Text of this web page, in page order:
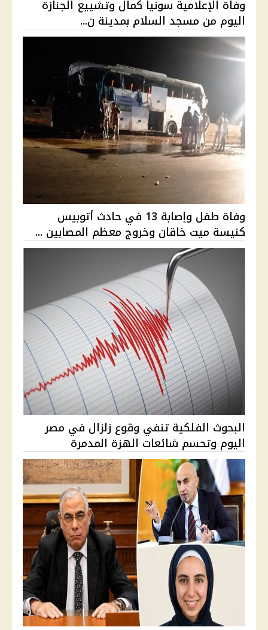
وفاة الإعلامية سونيا كمال وتشييع الجنازة
اليوم من مسجد السلام بمدينة ن...
وفاة طفل وإصابة 13 في حادث أتوبيس
كنيسة ميت خاقان وخروج معظم المصابين ...
البحوث الفلكية تنفي وقوع زلزال في مصر
اليوم وتحسم شائعات الهزة المدمرة